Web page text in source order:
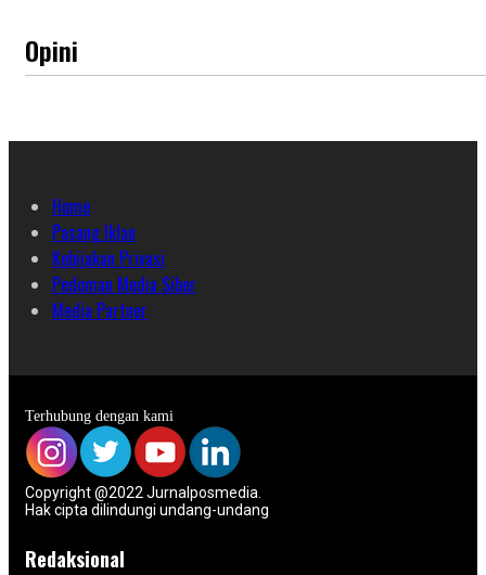
Opini
Home
Pasang Iklan
Kebijakan Privasi
Pedoman Media Siber
Media Partner
Terhubung dengan kami
Copyright @2022 Jurnalposmedia.
Hak cipta dilindungi undang-undang
Redaksional